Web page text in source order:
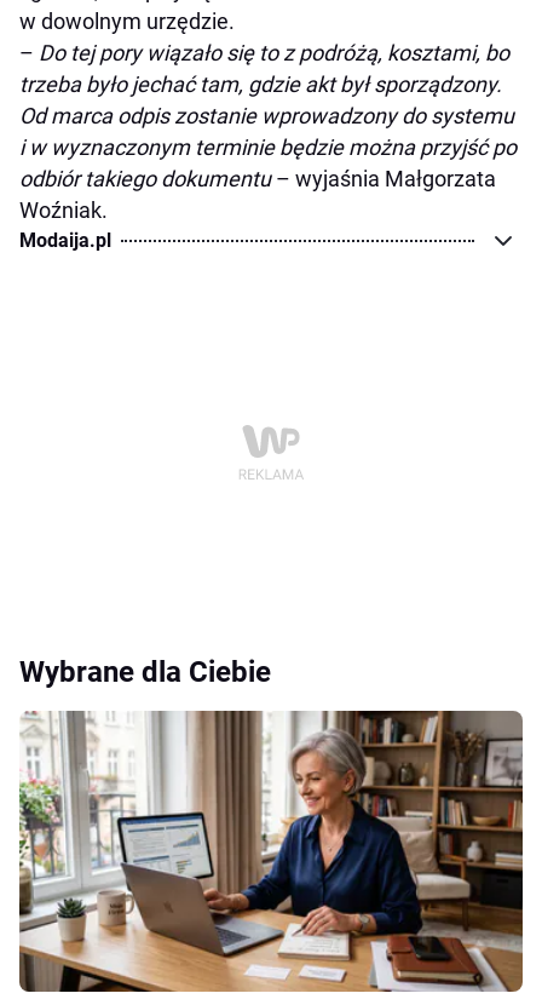
w dowolnym urzędzie.
– Do tej pory wiązało się to z podróżą, kosztami, bo
trzeba było jechać tam, gdzie akt był sporządzony.
Od marca odpis zostanie wprowadzony do systemu
i w wyznaczonym terminie będzie można przyjść po
odbiór takiego dokumentu– wyjaśnia Małgorzata
Woźniak.
Modaija.pl
Wybrane dla Ciebie